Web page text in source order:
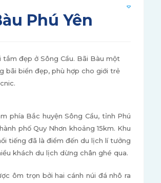
Phú Yên
tắm đẹp ở Sông Cầu. Bãi Bàu một
bãi biển đẹp, phù hợp cho giới trẻ
phía Bắc huyện Sông Cầu, tỉnh Phú
phố Quy Nhơn khoảng 15km. Khu
tiếng đã là điểm đến du lịch lí tưởng
khách du lịch dừng chân ghé qua.
ôm trọn bởi hai cánh núi đá nhô ra